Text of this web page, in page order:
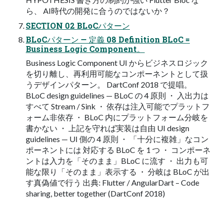
ら、 AI時代の開発に合うのではないか？
SECTION 02 BLoCパターン
BLoCパターン — 定義 08 Definition BLoC =
Business Logic Component。
Business Logic Component UI からビジネスロジック
を切り離し、再利用可能なコンポーネントとして扱
うデザインパターン。 DartConf 2018 で提唱。
BLoC design guidelines — BLoC の 4 原則 ・ 入出力は
すべて Stream / Sink ・ 依存は注入可能でプラットフ
ォーム非依存 ・ BLoC 内にプラットフォーム分岐を
書かない ・ 上記を守れば実装は自由 UI design
guidelines — UI 側の 4 原則 ・ 「十分に複雑」なコン
ポーネントには 対応する BLoC を 1 つ ・ コンポーネ
ントは入力を「そのまま」BLoC に流す ・ 出力も可
能な限り「そのまま」表示する ・ 分岐は BLoC が出
す真偽値で行う 出典: Flutter / AngularDart – Code
sharing, better together (DartConf 2018)